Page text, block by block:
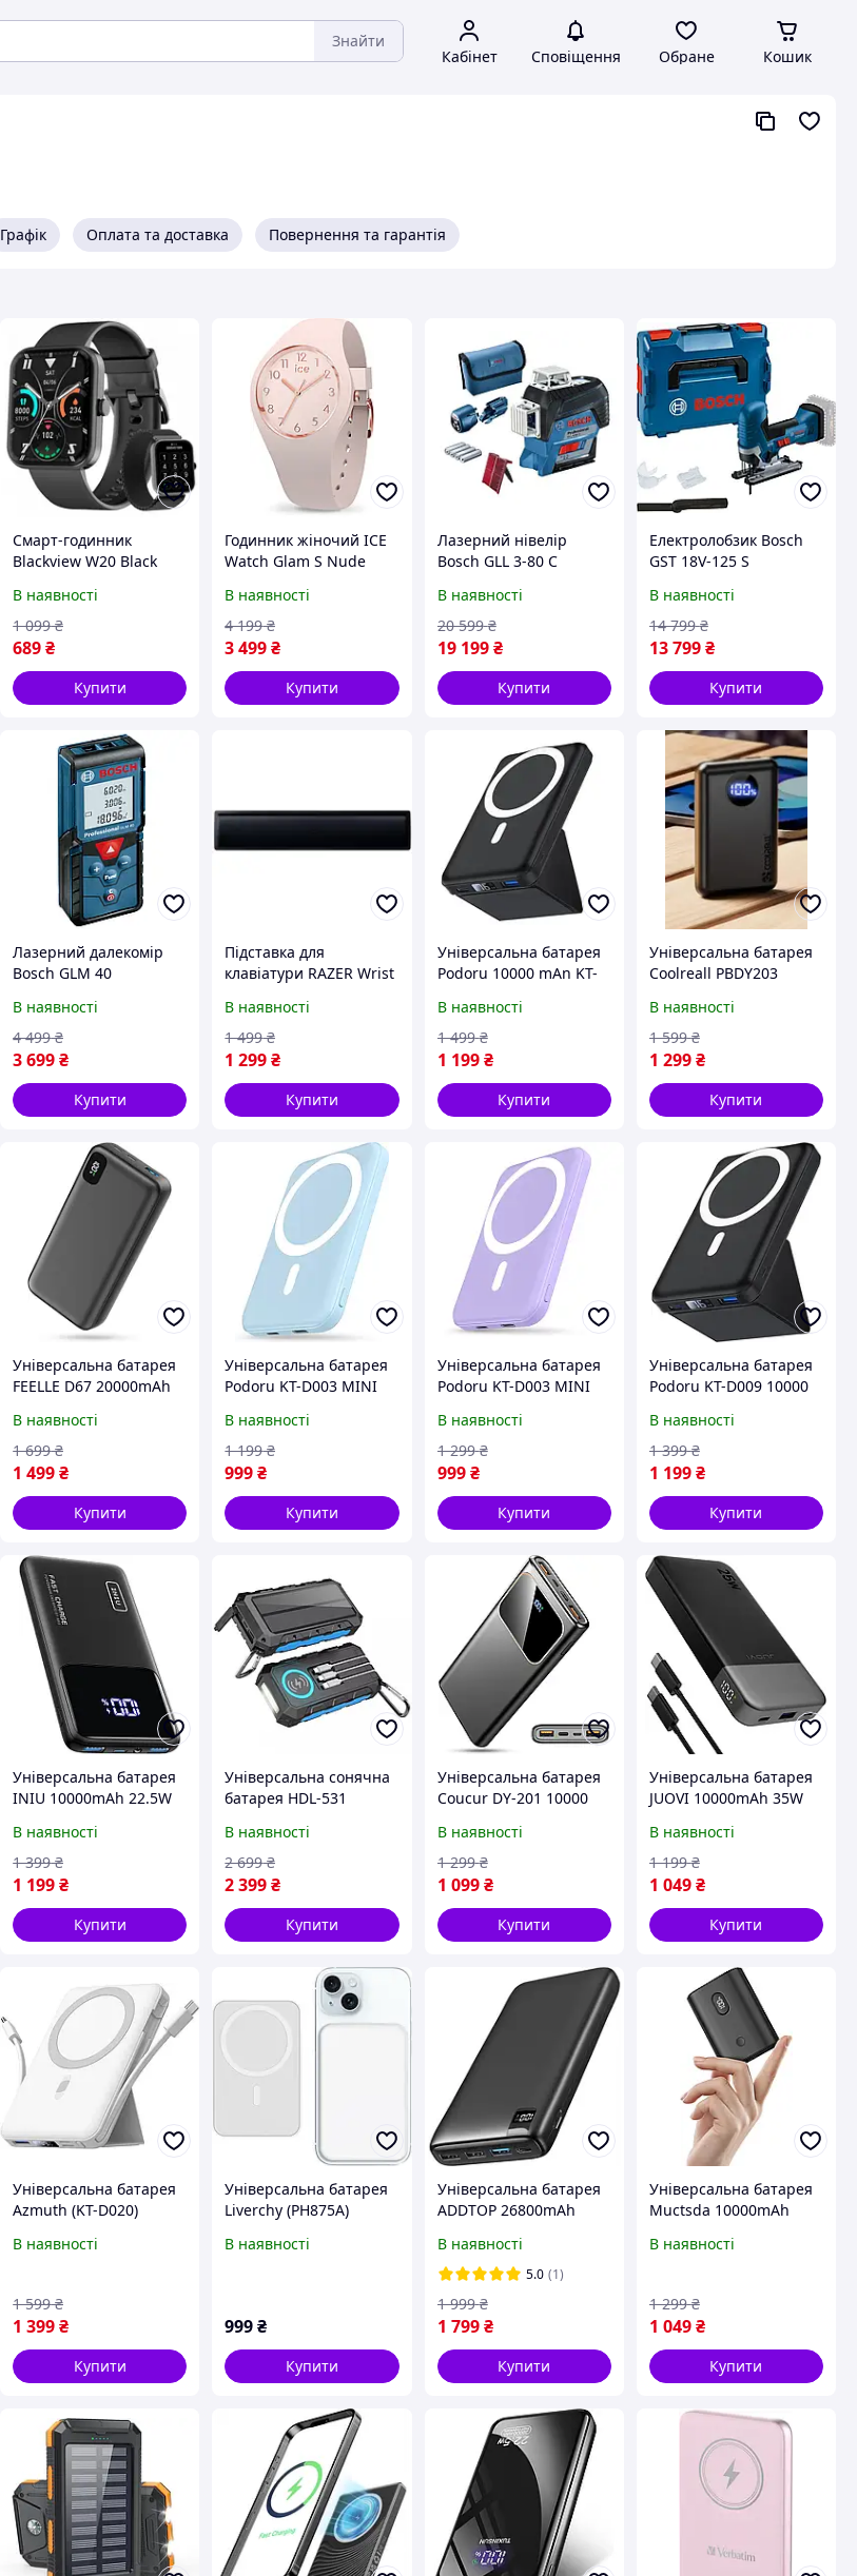
Знайти
Кабінет Сповіщення Обране Кошик
Графік Оплата та доставка Повернення та гарантія
Смарт-годинник
Blackview W20 Black
В наявності
689₴
1 099 ₴
Купити
Годинник жіночий ICE
Watch Glam S Nude
В наявності
3 499₴
4 199 ₴
Купити
Лазерний нівелір
Bosch GLL 3-80 C
(0601063R00)
В наявності
19 199 ₴
20 599 ₴
Купити
Електролобзик Bosch
GST 18V-125 S
06015B2000
В наявності
13 799₴
14 799 ₴
Купити
Лазерний далекомір
Bosch GLM 40
(0601072900)
В наявності
3 699₴
4 499 ₴
Купити
Підставка для
клавіатури RAZER Wrist
keyboards (RC21-
01470200-R3M1)
В наявності
1 299₴
1 499 ₴
Купити
Універсальна батарея
Podoru 10000 mAn KT-
В наявності
1 199 ₴
1 499 ₴
Купити
Універсальна батарея
Coolreall PBDY203
В наявності
1 299₴
1 599 ₴
Купити
Універсальна батарея
FEELLE D67 20000mAh
В наявності
1 499₴
1 699 ₴
Купити
Універсальна батарея
Podoru KT-D003 MINI
(Apple магніт + кабель)
В наявності
999₴
1 199 ₴
Купити
Універсальна батарея
Podoru KT-D003 MINI
магніт + кабель)
В наявності
999 ₴
1 299 ₴
Купити
Універсальна батарея
Podoru KT-D009 10000
+ кабель)
В наявності
1 199₴
1 399 ₴
Купити
Універсальна батарея
INIU 10000mAh 22.5W
В наявності
1 199₴
1 399 ₴
Купити
Універсальна сонячна
батарея HDL-531
В наявності
2 399₴
2 699 ₴
Купити
Універсальна батарея
Coucur DY-201 10000
В наявності
1 099 ₴
1 299 ₴
Купити
Універсальна батарея
JUOVI 10000mAh 35W
В наявності
1 049₴
1 199 ₴
Купити
Універсальна батарея
Azmuth (KT-D020)
iPhone
(White)
В наявності
1 399₴
1 599 ₴
Купити
Універсальна батарея
Liverchy (PH875A)
White iPhone 16 15 14
В наявності
999₴
Купити
Універсальна батарея
ADDTOP 26800mAh
В наявності
5.0 (1)
1 799 ₴
1 999 ₴
Купити
Універсальна батарея
Muctsda 10000mAh
Compatible iWatch
(Black)
В наявності
1 049₴
1 299 ₴
Купити